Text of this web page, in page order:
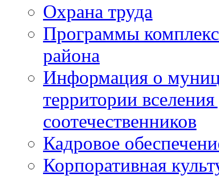
Охрана труда
Программы
района
Информация о
территории
соотечественников
Кадровое
Корпоративная